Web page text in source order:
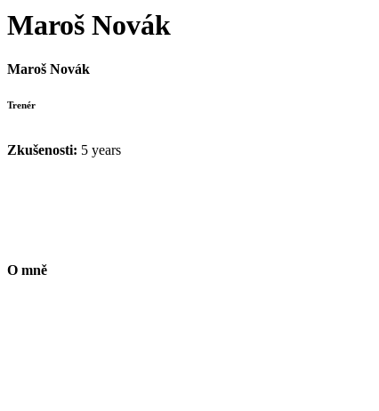
Maroš Novák
Maroš Novák
Trenér
Zkušenosti: 5 years
O mně